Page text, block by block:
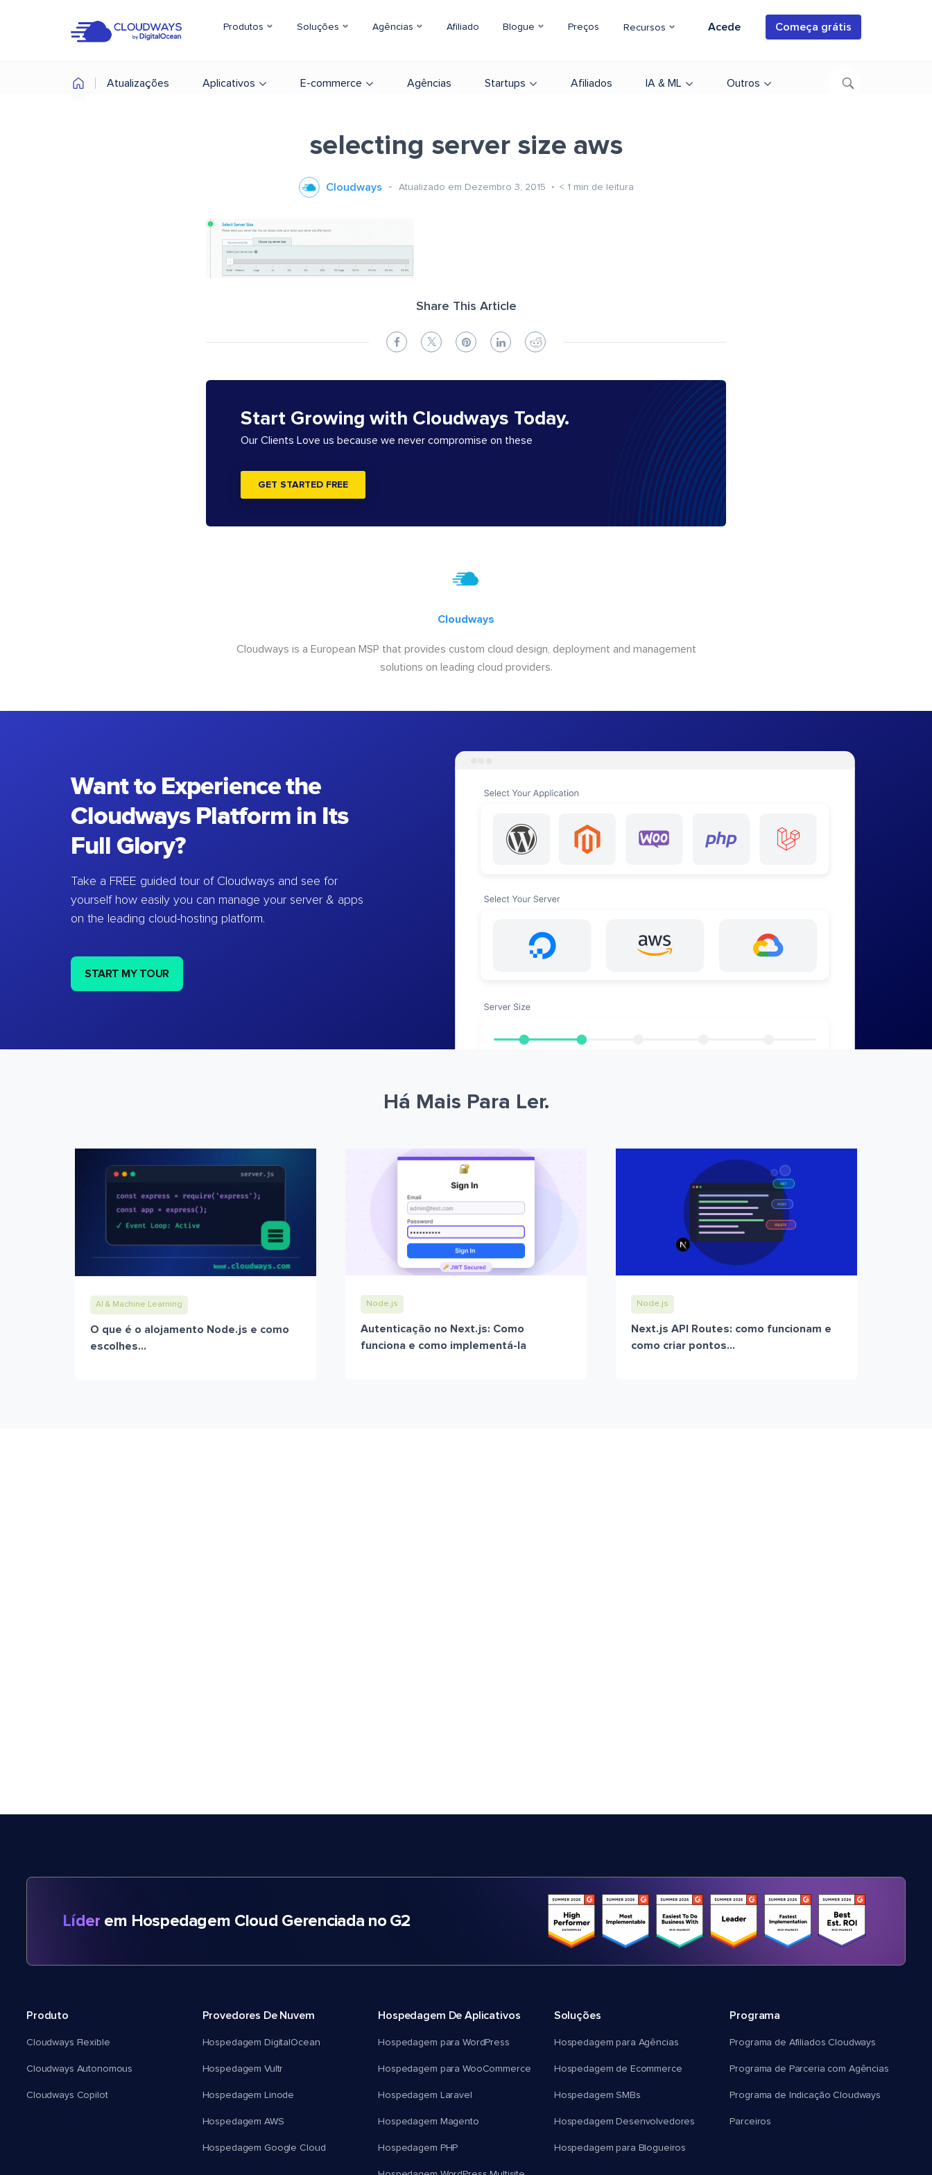
Produtos Soluções Agências Afiliado Blogue Preços Recursos Acede Começa grátis
Atualizações Aplicativos E-commerce Agências Startups Afiliados IA & ML Outros
selecting server size aws
Cloudways Atualizado em Dezembro 3, 2015 < 1 min de leitura
Share This Article
Start Growing with Cloudways Today.
Our Clients Love us because we never compromise on these
GET STARTED FREE
Cloudways
Cloudways is a European MSP that provides custom cloud design, deployment and management
solutions on leading cloud providers.
Want to Experience the
Cloudways Platform in Its
Full Glory?
Take a FREE guided tour of Cloudways and see for
yourself how easily you can manage your server & apps
on the leading cloud-hosting platform.
START MY TOUR
Há Mais Para Ler.
AI & Machine Learning
O que é o alojamento Node.js e como
escolhes...
Node.js
Autenticação no Next.js: Como
funciona e como implementá-la
Node.js
Next.js API Routes: como funcionam e
como criar pontos...
Líder em Hospedagem Cloud Gerenciada no G2
Produto
Cloudways Flexible
Cloudways Autonomous
Cloudways Copilot
Provedores De Nuvem
Hospedagem DigitalOcean
Hospedagem Vultr
Hospedagem Linode
Hospedagem AWS
Hospedagem Google Cloud
Hospedagem De Aplicativos
Hospedagem para WordPress
Hospedagem para WooCommerce
Hospedagem Laravel
Hospedagem Magento
Hospedagem PHP
Soluções
Hospedagem para Agências
Hospedagem de Ecommerce
Hospedagem SMBs
Hospedagem Desenvolvedores
Hospedagem para Blogueiros
Programa
Programa de Afiliados Cloudways
Programa de Parceria com Agências
Programa de Indicação Cloudways
Parceiros